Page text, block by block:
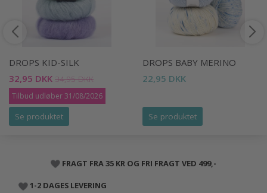
DROPS KID-SILK
32,95 DKK 34,95 DKK
Tilbud udløber 31/08/2026
Se produktet
DROPS BABY MERINO
22,95 DKK
Se produktet
FRAGT FRA 35 KR OG FRI FRAGT VED 499,-
1-2 DAGES LEVERING